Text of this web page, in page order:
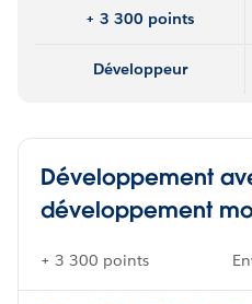
+ 3 300 points
Développeur
Développement
développement
+ 3 300 points